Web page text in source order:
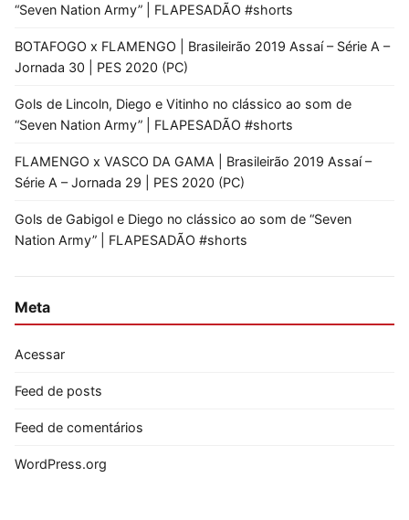
“Seven Nation Army” | FLAPESADÃO #shorts
BOTAFOGO x FLAMENGO | Brasileirão 2019 Assaí – Série A –
Jornada 30 | PES 2020 (PC)
Gols de Lincoln, Diego e Vitinho no clássico ao som de
“Seven Nation Army” | FLAPESADÃO #shorts
FLAMENGO x VASCO DA GAMA | Brasileirão 2019 Assaí –
Série A – Jornada 29 | PES 2020 (PC)
Gols de Gabigol e Diego no clássico ao som de “Seven
Nation Army” | FLAPESADÃO #shorts
Meta
Acessar
Feed de posts
Feed de comentários
WordPress.org